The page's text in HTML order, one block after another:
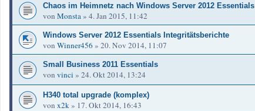
Chaos im Heimnetz nach Windows Server 2012 Essentials
von Monsta» 4. Jan 2015, 11:42
Windows Server 2012 Essentials Integritätsberichte
von Winner456 » 20. Nov 2014, 11:07
Small Business 2011 Essentials
von vinci » 24. Okt 2014, 13:24
H340 total upgrade (komplex)
von x2k» 17. Okt 2014, 16:43